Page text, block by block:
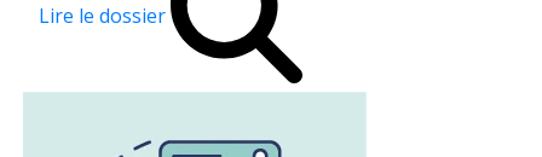
Lire le dossier